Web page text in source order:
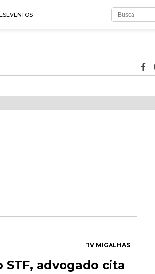
EVENTOS
TV MIGALHAS
advogado cita